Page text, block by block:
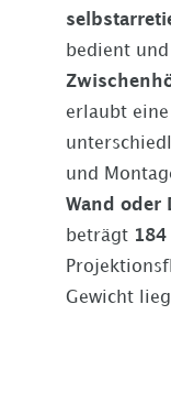
bedient
erlaubt
und
Wand oder
beträgt
Gewicht